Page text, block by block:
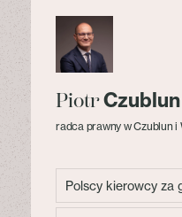
PiotrCzublun
radca prawny w Czublun
Polscy kierowcy za